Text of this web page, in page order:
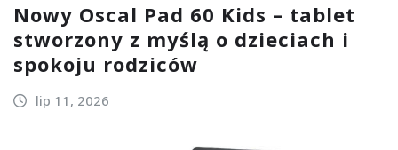
Nowy Oscal Pad 60 Kids – tablet
stworzony z myślą o dzieciach i
spokoju rodziców
lip 11, 2026